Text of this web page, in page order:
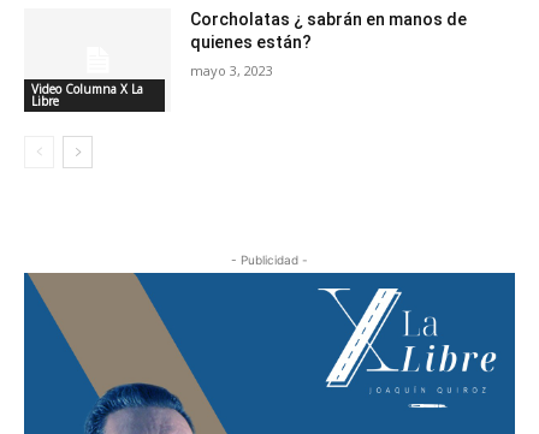
Video Columna X La
Libre
Corcholatas ¿ sabrán en manos de
quienes están?
mayo 3, 2023
- Publicidad -